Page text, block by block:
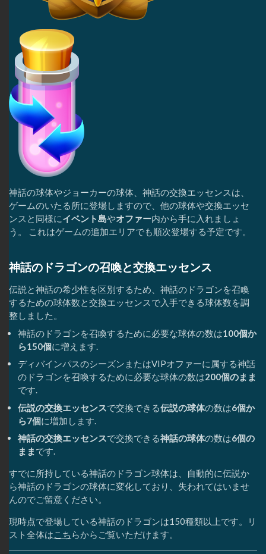
神話の球体やジョーカーの球体、神話の交換エッセンスは、
ゲームのいたる所に登場しますので、他の球体や交換エッセ
ンスと同様にイベント島やオファー内から手に入れましょ
う。 これはゲームの追加エリアでも順次登場する予定です。
神話のドラゴンの召喚と交換エッセンス
伝説と神話の希少性を区別するため、神話のドラゴンを召喚
するための球体数と交換エッセンスで入手できる球体数を調
整しました。
神話のドラゴンを召喚するために必要な球体の数は100個か
ら150個に増えます.
ディバインパスのシーズンまたはVIPオファーに属する神話
のドラゴンを召喚するために必要な球体の数は200個のまま
です.
伝説の交換エッセンスで交換できる伝説の球体の数は6個か
ら7個に増加します.
神話の交換エッセンスで交換できる神話の球体の数は6個の
まま です.
すでに所持している神話のドラゴン球体は、自動的に伝説か
ら神話のドラゴンの球体に変化しており、失われてはいませ
んのでご留意ください。
現時点で登場している神話のドラゴンは150種類以上です。リ
スト全体はこち らからご覧いただけます。